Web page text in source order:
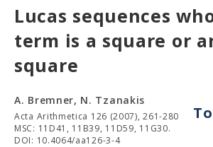
Lucas sequences
term is a square or
square
A. Bremner, N. Tzanakis
Acta Arithmetica 126 (2007), 261-280
MSC: 11D41, 11B39, 11D59, 11G30.
DOI: 10.4064/aa126-3-4